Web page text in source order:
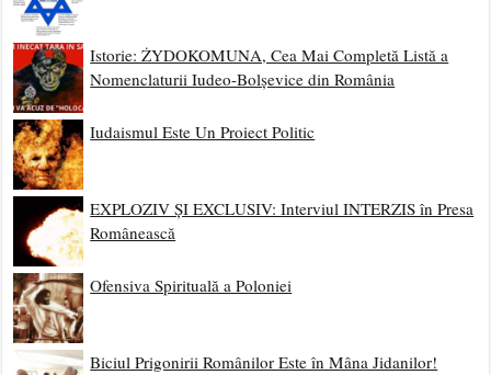
Istorie: ŻYDOKOMUNA, Cea Mai Completă Listă a
Nomenclaturii Iudeo-Bolșevice din România
Iudaismul Este Un Proiect Politic
EXPLOZIV ȘI EXCLUSIV: Interviul INTERZIS în Presa
Românească
Ofensiva Spirituală a Poloniei
Biciul Prigonirii Românilor Este în Mâna Jidanilor!